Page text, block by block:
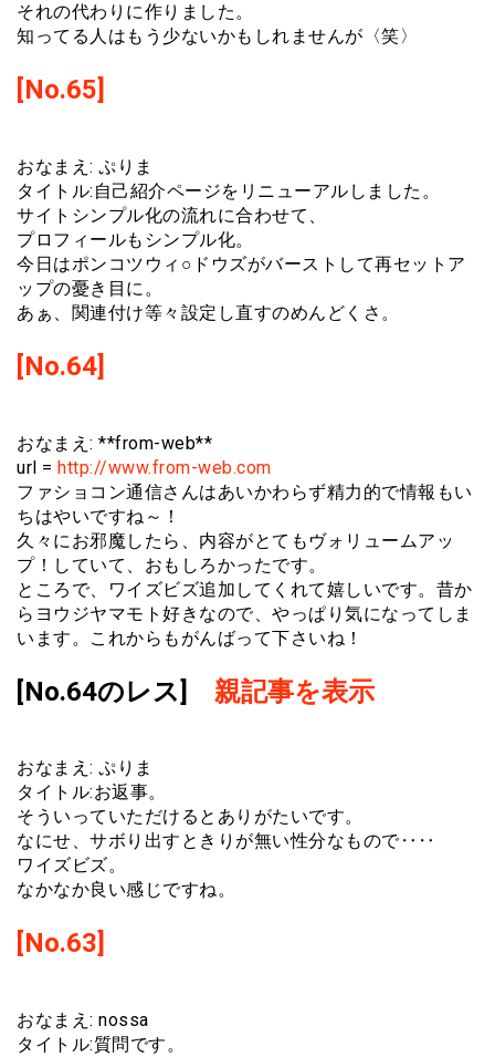
それの代わりに作りました。
知ってる人はもう少ないかもしれませんが〈笑〉
[No.65]
おなまえ: ぷりま
タイトル:自己紹介ページをリニューアルしました。
サイトシンプル化の流れに合わせて、
プロフィールもシンプル化。
今日はポンコツウィ○ドウズがバーストして再セットア
ップの憂き目に。
あぁ、関連付け等々設定し直すのめんどくさ。
[No.64]
おなまえ: **from-web**
url = http://www.from-web.com
ファショコン通信さんはあいかわらず精力的で情報もい
ちはやいですね～！
久々にお邪魔したら、内容がとてもヴォリュームアッ
プ！していて、おもしろかったです。
ところで、ワイズビズ追加してくれて嬉しいです。昔か
らヨウジヤマモト好きなので、やっぱり気になってしま
います。これからもがんばって下さいね！
[No.64のレス] 親記事を表示
おなまえ: ぷりま
タイトル:お返事。
そういっていただけるとありがたいです。
なにせ、サボり出すときりが無い性分なもので‥‥
ワイズビズ。
なかなか良い感じですね。
[No.63]
おなまえ: nossa
タイトル:質問です。